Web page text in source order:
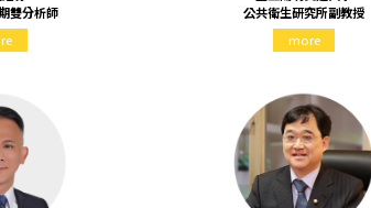
雙分析師
公共衛生研究所副教授
more